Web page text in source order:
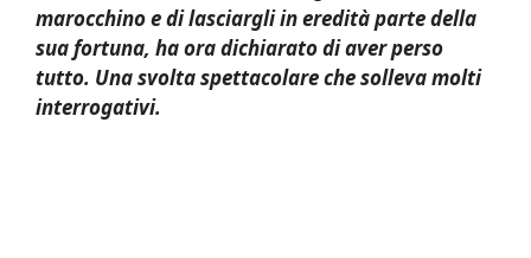
marocchino e di lasciargli in eredità parte della
sua fortuna, ha ora dichiarato di aver perso
tutto. Una svolta spettacolare che solleva molti
interrogativi.